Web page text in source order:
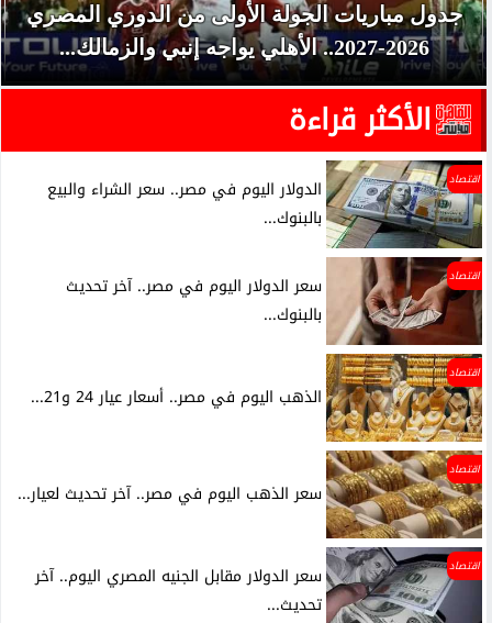
جدول مباريات الجولة الأولى من الدوري المصري
2026-2027.. الأهلي يواجه إنبي والزمالك...
الأكثر قراءة
اقتصاد
الدولار اليوم في مصر.. سعر الشراء والبيع
بالبنوك...
اقتصاد
سعر الدولار اليوم في مصر.. آخر تحديث
بالبنوك...
اقتصاد
الذهب اليوم في مصر.. أسعار عيار 24 و21...
اقتصاد
سعر الذهب اليوم في مصر.. آخر تحديث لعيار...
اقتصاد
سعر الدولار مقابل الجنيه المصري اليوم.. آخر
تحديث...